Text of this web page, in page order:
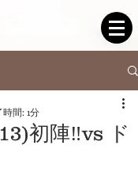
初陣‼️vs ド
時間: 1分